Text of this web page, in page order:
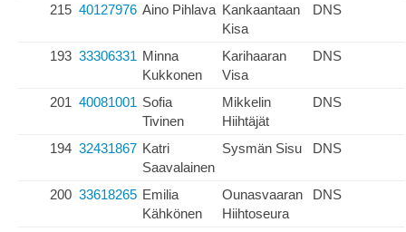
215 40127976 Aino Pihlava Kankaantaan
Kisa
DNS
193 33306331 Minna
Kukkonen
Karihaaran
Visa
DNS
201 40081001 Sofia
Tivinen
Mikkelin
Hiihtäjät
DNS
194 32431867 Katri
Saavalainen
Sysmän Sisu DNS
200 33618265 Emilia
Kähkönen
Ounasvaaran
Hiihtoseura
DNS